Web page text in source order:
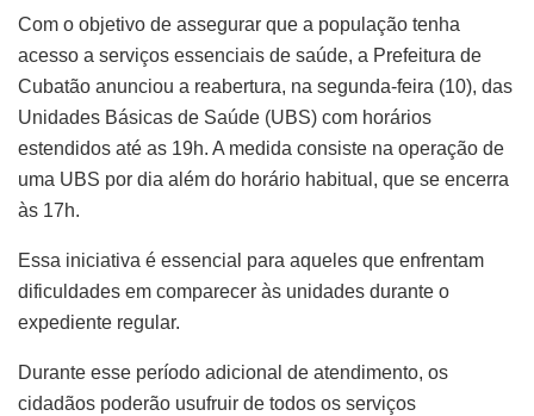
Com o objetivo de assegurar que a população tenha
acesso a serviços essenciais de saúde, a Prefeitura de
Cubatão anunciou a reabertura, na segunda-feira (10), das
Unidades Básicas de Saúde (UBS) com horários
estendidos até as 19h. A medida consiste na operação de
uma UBS por dia além do horário habitual, que se encerra
às 17h.
Essa iniciativa é essencial para aqueles que enfrentam
dificuldades em comparecer às unidades durante o
expediente regular.
Durante esse período adicional de atendimento, os
cidadãos poderão usufruir de todos os serviços